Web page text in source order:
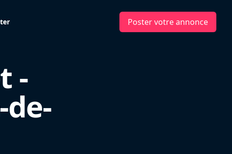
Poster votre annonce
-